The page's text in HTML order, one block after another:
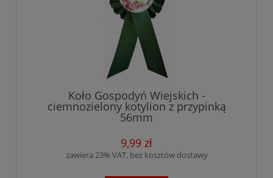
Koło Gospodyń Wiejskich -
ciemnozielony kotylion z przypinką
56mm
9,99 zł
zawiera 23% VAT, bez kosztów dostawy